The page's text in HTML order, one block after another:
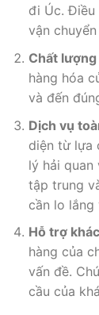
đi Úc. Điều
vận
Chất
hàng hóa
và đến
Dịch vụ
diện từ lựa
lý hải quan
tập trung
cần lo lắng
Hỗ trợ
hàng của
vấn đề.
cầu của